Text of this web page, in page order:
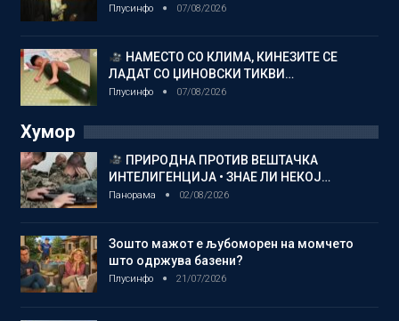
Плусинфо 07/08/2026
НАМЕСТО СО КЛИМА, КИНЕЗИТЕ СЕ
ЛАДАТ СО ЏИНОВСКИ ТИКВИ…
Плусинфо 07/08/2026
Хумор
ПРИРОДНА ПРОТИВ ВЕШТАЧКА
ИНТЕЛИГЕНЦИЈА • ЗНАЕ ЛИ НЕКОЈ…
Панорама 02/08/2026
Зошто мажот е љубоморен на момчето
што одржува базени?
Плусинфо 21/07/2026